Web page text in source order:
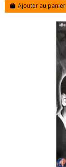
Ajouter au panier